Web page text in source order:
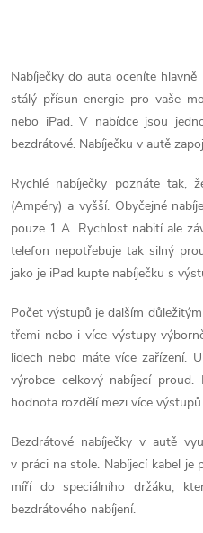
v
l
á
d
a
c
í
p
r
v
k
y
v
Nabíječky do auta oceníte
stálý přísun energie pro vaše
nebo iPad. V nabídce jsou
bezdrátové. Nabíječku v autě
Rychlé nabíječky poznáte tak,
(Ampéry) a vyšší. Obyčejné
pouze 1 A. Rychlost nabití ale
telefon nepotřebuje tak silný
jako je iPad kupte nabíječku s
Počet výstupů je dalším
třemi nebo i více výstupy
lidech nebo máte více zařízení.
výrobce celkový nabíjecí
hodnota rozdělí mezi více výstupů.
Bezdrátové nabíječky v autě
v práci na stole. Nabíjecí kabel je
míří do speciálního držáku,
bezdrátového nabíjení.